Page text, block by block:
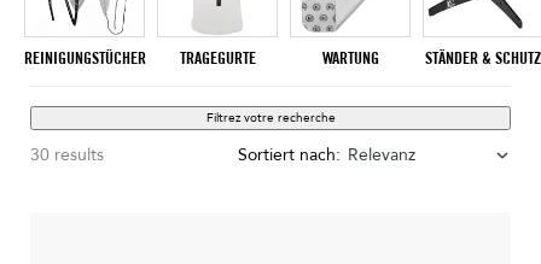
REINIGUNGSTÜCHER TRAGEGURTE WARTUNG STÄNDER & SCHUTZ
Filtrez votre recherche
30 results Sortiert nach: Relevanz